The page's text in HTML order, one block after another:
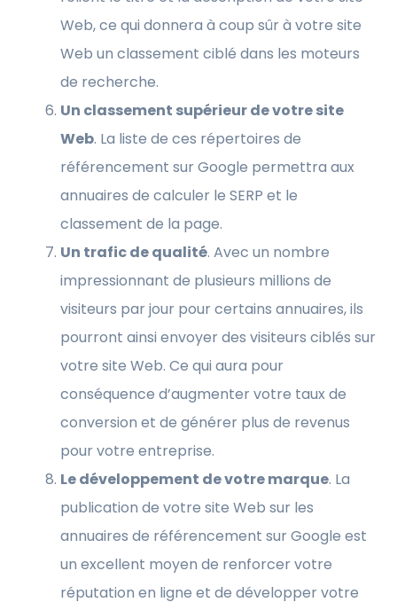
Web, ce qui donnera à coup sûr à votre site
Web un classement ciblé dans les moteurs
de recherche.
Un classement supérieur de votre site
Web. La liste de ces répertoires de
référencement sur Google permettra aux
annuaires de calculer le SERP et le
classement de la page.
Un trafic de qualité. Avec un nombre
impressionnant de plusieurs millions de
visiteurs par jour pour certains annuaires, ils
pourront ainsi envoyer des visiteurs ciblés sur
votre site Web. Ce qui aura pour
conséquence d’augmenter votre taux de
conversion et de générer plus de revenus
pour votre entreprise.
Le développement de votre marque. La
publication de votre site Web sur les
annuaires de référencement sur Google est
un excellent moyen de renforcer votre
réputation en ligne et de développer votre